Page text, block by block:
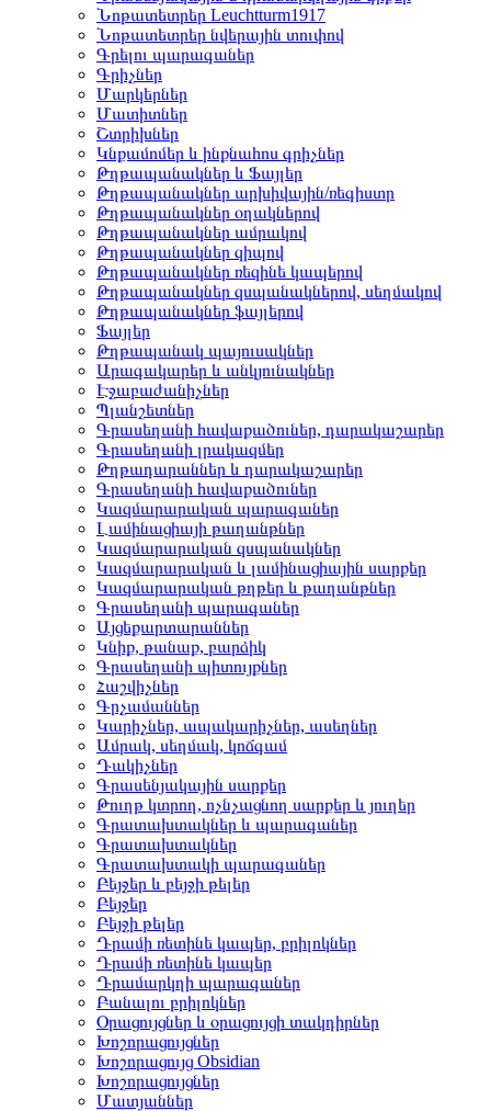
Նոթատետրեր Leuchtturm1917
Նոթատետրեր նվերային տուփով
Գրելու պարագաներ
Գրիչներ
Մարկերներ
Մատիտներ
Շտրիխներ
Կնքամոմեր և ինքնահոս գրիչներ
Թղթապանակներ և Ֆայլեր
Թղթապանակներ արխիվային/ռեգիստր
Թղթապանակներ օղակներով
Թղթապանակներ ամրակով
Թղթապանակներ զիպով
Թղթապանակներ ռեզինե կապերով
Թղթապանակներ զսպանակներով, սեղմակով
Թղթապանակներ ֆայլերով
Ֆայլեր
Թղթապանակ պայուսակներ
Արագակարեր և անկյունակներ
Էջաբաժանիչներ
Պլանշետներ
Գրասեղանի հավաքածուներ, դարակաշարեր
Գրասեղանի լրակազմեր
Թղթադարաններ և դարակաշարեր
Գրասեղանի հավաքածուներ
Կազմարարական պարագաներ
Լամինացիայի թաղանթներ
Կազմարարական զսպանակներ
Կազմարարական և լամինացիային սարքեր
Կազմարարական թղթեր և թաղանթներ
Գրասեղանի պարագաներ
Այցեքարտարաններ
Կնիք, թանաք, բարձիկ
Գրասեղանի պիտույքներ
Հաշվիչներ
Գրչամաններ
Կարիչներ, ապակարիչներ, ասեղներ
Ամրակ, սեղմակ, կոճգամ
Դակիչներ
Գրասենյակային սարքեր
Թուղթ կտրող, ոչնչացնող սարքեր և յուղեր
Գրատախտակներ և պարագաներ
Գրատախտակներ
Գրատախտակի պարագաներ
Բեյջեր և բեյջի թելեր
Բեյջեր
Բեյջի թելեր
Դրամի ռետինե կապեր, բրիլոկներ
Դրամի ռետինե կապեր
Դրամարկղի պարագաներ
Բանալու բրիլոկներ
Օրացույցներ և օրացույցի տակդիրներ
Խոշորացույցներ
Խոշորացույց Obsidian
Խոշորացույցներ
Մատյաններ